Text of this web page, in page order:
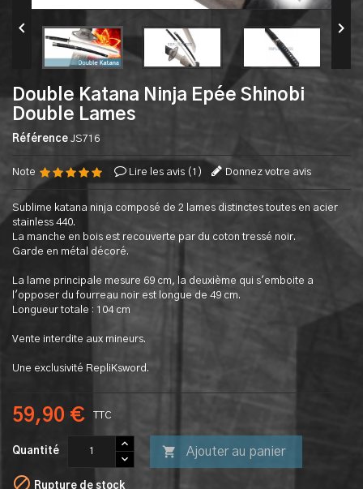
 
Double Katana Ninja Epée Shinobi
Double Lames
Référence JS716
Note Lire les avis ( 1 ) Donnez votre avis
Sublime katana ninja composé de 2 lames distinctes toutes en acier
stainless 440.
La manche en bois est recouverte par du coton tressé noir.
Garde en métal décoré.
La lame principale mesure 69 cm, la deuxième qui s'emboite a
l'opposer du fourreau noir est longue de 49 cm.
Longueur totale : 104 cm
Vente interdite aux mineurs.
Une exclusivité RepliKsword.
59,90 € TTC
Quantité  Ajouter au panier
 Rupture de stock